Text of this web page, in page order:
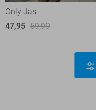
Only Jas
47,95 59,99